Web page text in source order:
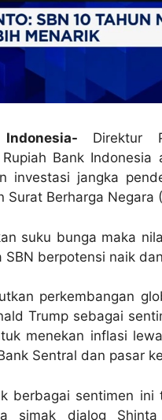
Indonesia- Direktur
Bank
investasi jangka
Berharga Negara
suku bunga maka
berpotensi naik
perkembangan
Trump sebagai
menekan inflasi
Sentral dan pasar
berbagai sentimen
simak dialog